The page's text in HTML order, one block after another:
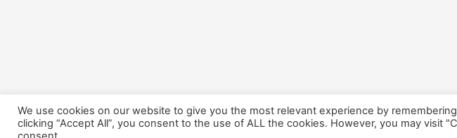
We use cookies on our website to give you the most relevant experience by
clicking “Accept All”, you consent to the use of ALL the cookies. However, you may visit